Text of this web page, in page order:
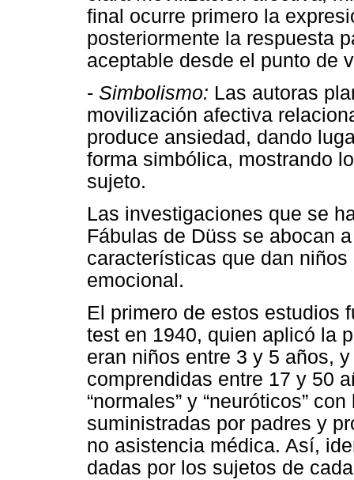
final ocurre primero la
posteriormente la respuesta
aceptable desde el punto de
- Simbolismo: Las autoras
movilización afectiva
produce ansiedad, dando
forma simbólica, mostrando
sujeto.
Las investigaciones que se
Fábulas de Düss se abocan
características que dan
emocional.
El primero de estos estudios
test en 1940, quien aplicó la
eran niños entre 3 y 5 años,
comprendidas entre 17 y 50
“normales” y “neuróticos”
suministradas por padres y
no asistencia médica. Así,
dadas por los sujetos de